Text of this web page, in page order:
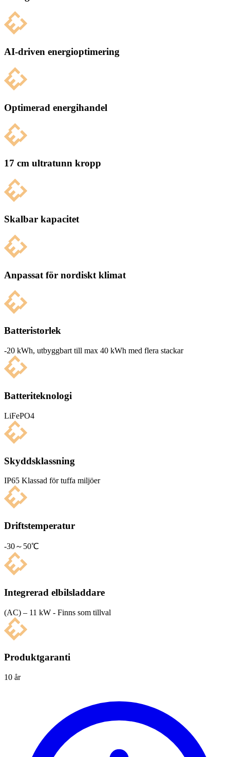
AI-driven energioptimering
Optimerad energihandel
17 cm ultratunn kropp
Skalbar kapacitet
Anpassat för nordiskt klimat
Batteristorlek
-20 kWh, utbyg­g­bart till max 40 kWh med flera stackar
Batteriteknologi
LiFePO4
Skyddsklassning
IP65 Klas­sad för tuffa miljöer
Driftstemperatur
-30～50℃
Integrerad elbilsladdare
(AC) – 11 kW - Finns som tillval
Produktgaranti
10 år